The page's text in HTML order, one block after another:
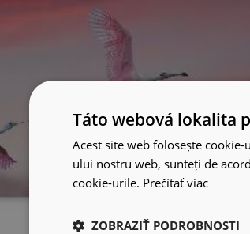
Táto webová lokalita
Acest site web folosește
ului nostru web, sunteți de
cookie-urile. Prečítať viac
ZOBRAZIŤ PODROBNOSTI